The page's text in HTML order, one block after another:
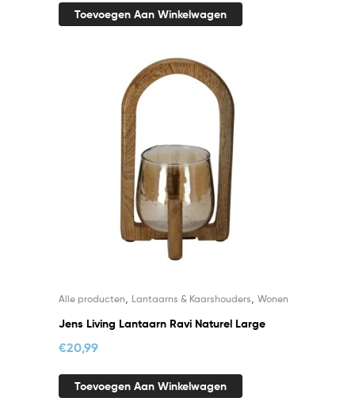
Toevoegen Aan Winkelwagen
Alle producten Lantaarns & Kaarshouders Wonen
Jens Living Lantaarn Ravi Naturel Large
€20,99
Toevoegen Aan Winkelwagen